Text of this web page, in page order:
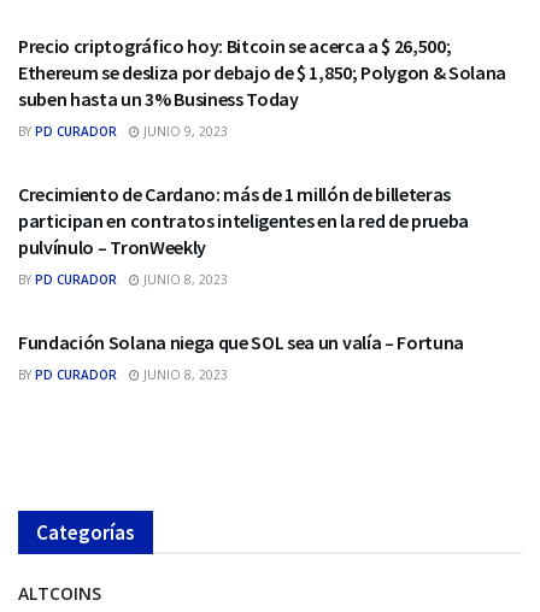
Precio criptográfico hoy: Bitcoin se acerca a $ 26,500;
Ethereum se desliza por debajo de $ 1,850; Polygon & Solana
suben hasta un 3% Business Today
BY PD CURADOR JUNIO 9, 2023
Crecimiento de Cardano: más de 1 millón de billeteras
participan en contratos inteligentes en la red de prueba
pulvínulo – TronWeekly
BY PD CURADOR JUNIO 8, 2023
Fundación Solana niega que SOL sea un valía – Fortuna
BY PD CURADOR JUNIO 8, 2023
Categorías
ALTCOINS